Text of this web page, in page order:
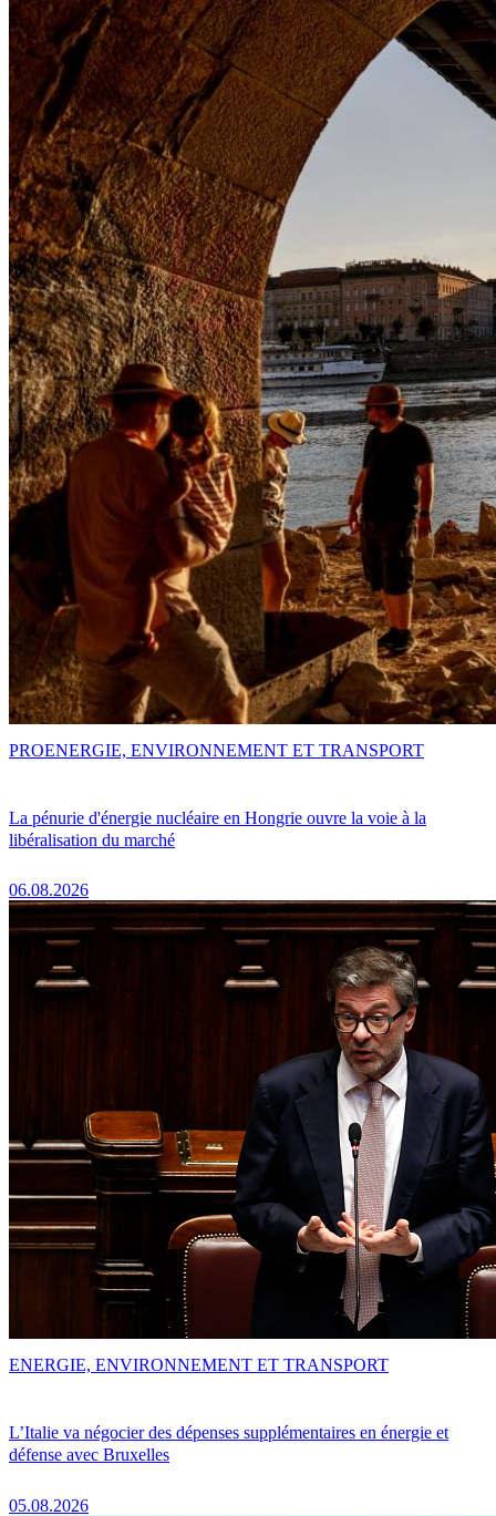
La pénurie d'énergie nucléaire en Hongrie ouvre la voie à la
libéralisation du marché
06.08.2026
PROENERGIE, ENVIRONNEMENT ET TRANSPORT
L’Italie va négocier des dépenses supplémentaires en énergie et
défense avec Bruxelles
05.08.2026
ENERGIE, ENVIRONNEMENT ET TRANSPORT